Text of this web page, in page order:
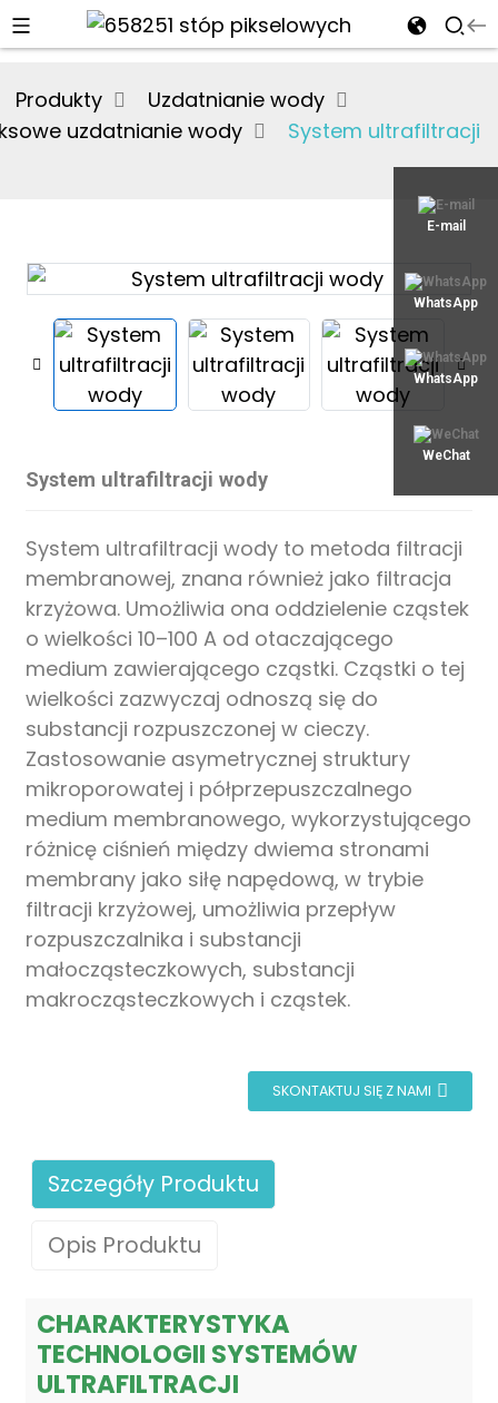
E-mail
xjy02@xjyept.com
WhatsApp
+8617817887719
WhatsApp
WeChat
Produkty
Uzdatnianie wody
uzdatnianie wody
System ultrafiltracji
System ultrafiltracji wody
System ultrafiltracji wody to metoda filtracji
membranowej, znana również jako filtracja
krzyżowa. Umożliwia ona oddzielenie cząstek
o wielkości 10–100 A od otaczającego
medium zawierającego cząstki. Cząstki o tej
wielkości zazwyczaj odnoszą się do
substancji rozpuszczonej w cieczy.
Zastosowanie asymetrycznej struktury
mikroporowatej i półprzepuszczalnego
medium membranowego, wykorzystującego
różnicę ciśnień między dwiema stronami
membrany jako siłę napędową, w trybie
filtracji krzyżowej, umożliwia przepływ
rozpuszczalnika i substancji
małocząsteczkowych, substancji
makrocząsteczkowych i cząstek.
SKONTAKTUJ SIĘ Z NAMI
Szczegóły Produktu
Opis Produktu
CHARAKTERYSTYKA
TECHNOLOGII SYSTEMÓW
ULTRAFILTRACJI